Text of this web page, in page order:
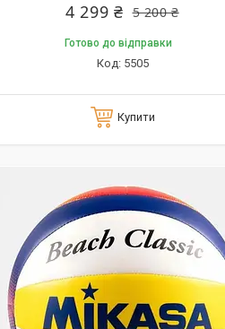
5 200 ₴
4 299 ₴
Готово до відправки
5505
Купити